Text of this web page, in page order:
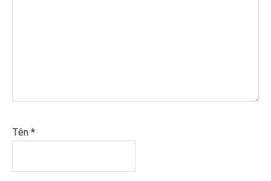
Tên *